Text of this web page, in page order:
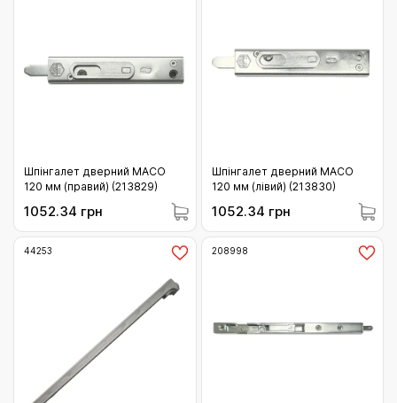
Шпінгалет дверний MACO
120 мм (правий) (213829)
1052.34 грн
Шпінгалет дверний MACO
120 мм (лівий) (213830)
1052.34 грн
44253 208998